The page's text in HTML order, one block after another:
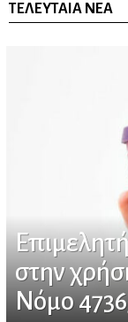
ΤΕΛΕΥΤΑΊΑ ΝΈΑ
στην
Νόμο